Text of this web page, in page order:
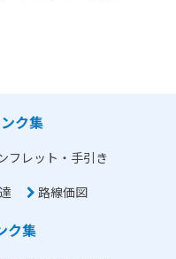
ク集
フレット・手引き
路線価図
ク集